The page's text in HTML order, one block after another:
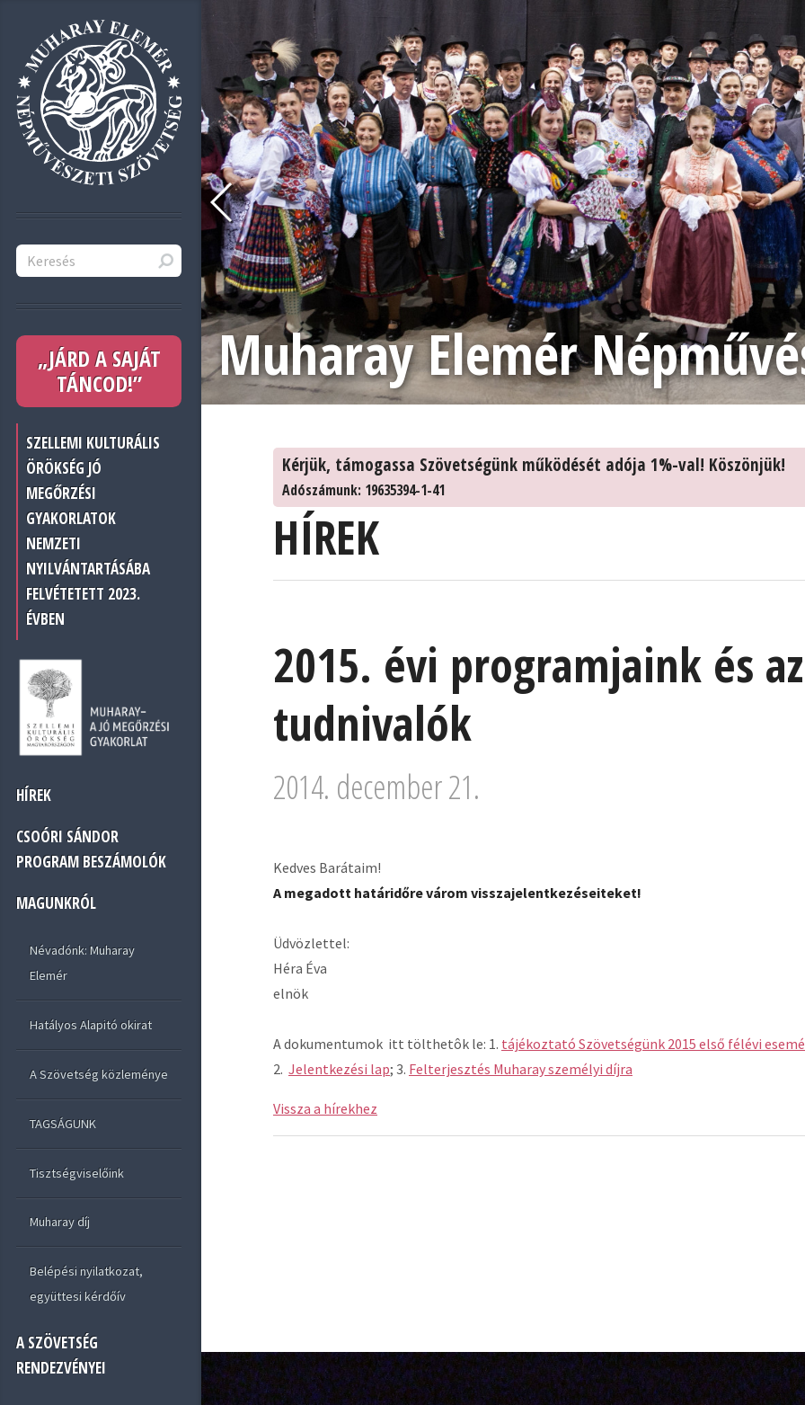
Muharay Elemér
Kérjük, támogassa Szövetségünk működését adója 1%-val! Köszönjük!
Adószámunk: 19635394-1-41
HÍREK
2015. évi programjaink és
tudnivalók
2014. december 21.
Kedves Barátaim!
A megadott határidőre várom visszajelentkezéseiteket!
Üdvözlettel:
Héra Éva
elnök
A dokumentumok itt tölthetôk le: 1. tájékoztató Szövetségünk 2015 első félévi
2. Jelentkezési lap; 3. Felterjesztés Muharay személyi díjra
Vissza a hírekhez
„JÁRD A SAJÁT
TÁNCOD!”
SZELLEMI KULTURÁLIS
ÖRÖKSÉG JÓ
MEGŐRZÉSI
GYAKORLATOK
NEMZETI
NYILVÁNTARTÁSÁBA
FELVÉTETETT 2023.
ÉVBEN
HÍREK
CSOÓRI SÁNDOR
PROGRAM BESZÁMOLÓK
MAGUNKRÓL
Névadónk: Muharay
Elemér
Hatályos Alapitó okirat
A Szövetség közleménye
TAGSÁGUNK
Tisztségviselőink
Muharay díj
Belépési nyilatkozat,
együttesi kérdőív
A SZÖVETSÉG
RENDEZVÉNYEI